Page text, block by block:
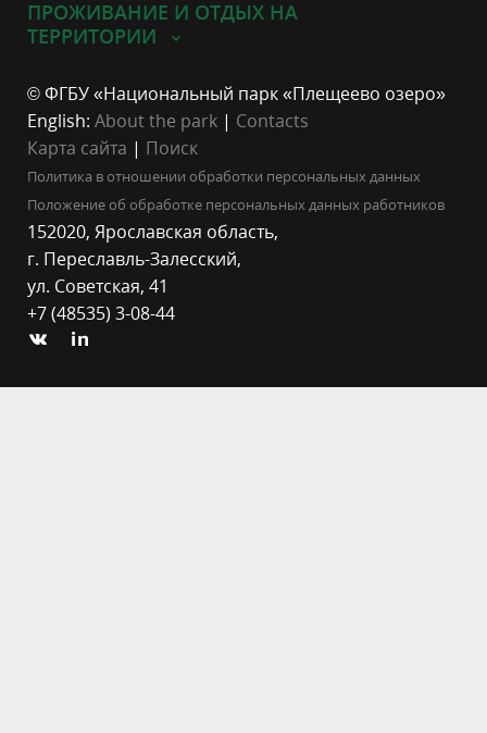
ПРОЖИВАНИЕ И ОТДЫХ НА
ТЕРРИТОРИИ
© ФГБУ «Национальный парк «Плещеево озеро»
English: About the park | Contacts
Карта сайта | Поиск
Политика в отношении обработки персональных данных
Положение об обработке персональных данных работников
152020, Ярославская область,
г. Переславль-Залесский,
ул. Советская, 41
+7 (48535) 3-08-44